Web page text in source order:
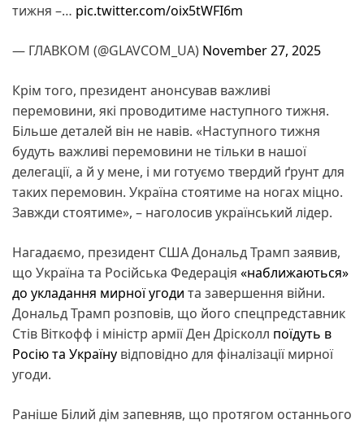
тижня –… pic.twitter.com/oix5tWFI6m
— ГЛАВКОМ (@GLAVCOM_UA) November 27, 2025
Крім того, президент анонсував важливі
перемовини, які проводитиме наступного тижня.
Більше деталей він не навів. «Наступного тижня
будуть важливі перемовини не тільки в нашої
делегації, а й у мене, і ми готуємо твердий ґрунт для
таких перемовин. Україна стоятиме на ногах міцно.
Завжди стоятиме», – наголосив український лідер.
Нагадаємо, президент США Дональд Трамп заявив,
що Україна та Російська Федерація «наближаються»
до укладання мирної угоди та завершення війни.
Дональд Трамп розповів, що його спецпредставник
Стів Віткофф і міністр армії Ден Дрісколл поїдуть в
Росію та Україну відповідно для фіналізації мирної
угоди.
Раніше Білий дім запевняв, що протягом останнього